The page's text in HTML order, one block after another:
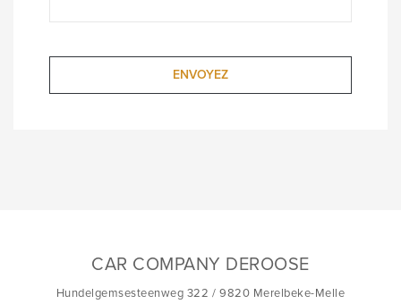
ENVOYEZ
CAR COMPANY DEROOSE
Hundelgemsesteenweg 322 / 9820 Merelbeke-Melle